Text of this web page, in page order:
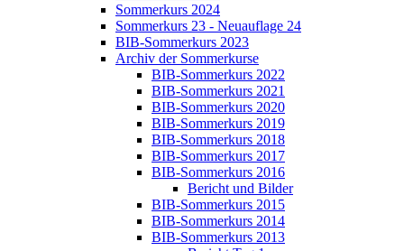
Sommerkurs 2024
Sommerkurs 23 - Neuauflage 24
BIB-Sommerkurs 2023
Archiv der Sommerkurse
BIB-Sommerkurs 2022
BIB-Sommerkurs 2021
BIB-Sommerkurs 2020
BIB-Sommerkurs 2019
BIB-Sommerkurs 2018
BIB-Sommerkurs 2017
BIB-Sommerkurs 2016
Bericht und Bilder
BIB-Sommerkurs 2015
BIB-Sommerkurs 2014
BIB-Sommerkurs 2013